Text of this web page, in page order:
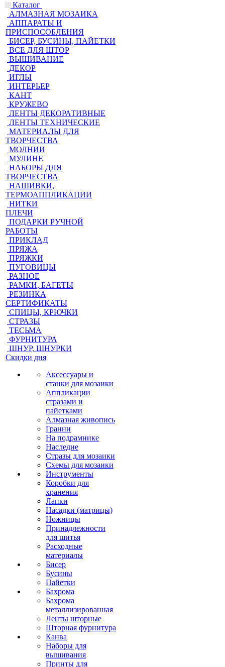
Каталог
АЛМАЗНАЯ МОЗАИКА
АППАРАТЫ И
ПРИСПОСОБЛЕНИЯ
БИСЕР, БУСИНЫ, ПАЙЕТКИ
ВСЕ ДЛЯ ШТОР
ВЫШИВАНИЕ
ДЕКОР
ИГЛЫ
ИНТЕРЬЕР
КАНТ
КРУЖЕВО
ЛЕНТЫ ДЕКОРАТИВНЫЕ
ЛЕНТЫ ТЕХНИЧЕСКИЕ
МАТЕРИАЛЫ ДЛЯ
ТВОРЧЕСТВА
МОЛНИИ
МУЛИНЕ
НАБОРЫ ДЛЯ
ТВОРЧЕСТВА
НАШИВКИ,
ТЕРМОАППЛИКАЦИИ
НИТКИ
ПЛЕЧИ
ПОДАРКИ РУЧНОЙ
РАБОТЫ
ПРИКЛАД
ПРЯЖА
ПРЯЖКИ
ПУГОВИЦЫ
РАЗНОЕ
РАМКИ, БАГЕТЫ
РЕЗИНКА
СЕРТИФИКАТЫ
СПИЦЫ, КРЮЧКИ
СТРАЗЫ
ТЕСЬМА
ФУРНИТУРА
ШНУР, ШНУРКИ
Скидки дня
Аксессуары и
станки для мозаики
Аппликации
стразами и
пайетками
Алмазная живопись
Гранни
На подрамнике
Наследие
Стразы для мозаики
Схемы для мозаики
Инструменты
Коробки для
хранения
Лапки
Насадки (матрицы)
Ножницы
Принадлежности
для шитья
Расходные
материалы
Бисер
Бусины
Пайетки
Бахрома
Бахрома
металлизированная
Ленты шторные
Шторная фурнитура
Канва
Наборы для
вышивания
Принты для